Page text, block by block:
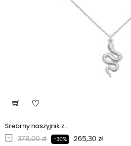
Srebrny naszyjnik z...
Regularna cena
379,00 zł -30% Cena
265,30 zł